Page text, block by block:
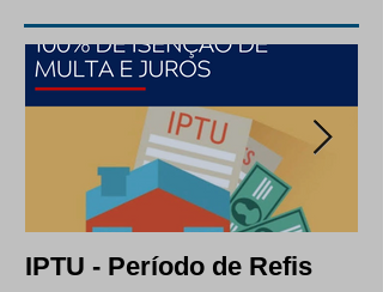
IPTU - Período de Refis